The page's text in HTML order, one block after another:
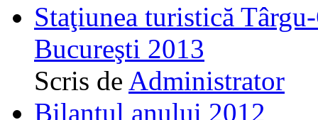
Staţiunea turistică
Bucureşti 2013
Scris de Administrator
Bilanţul anului 2012